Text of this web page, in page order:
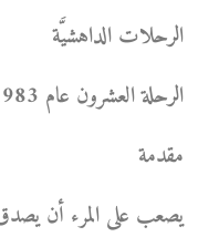
الرحلات الداهشيَّة
الرحلة العشرون عام 1983
مقدمة
يصعب على المرء أن يصدق